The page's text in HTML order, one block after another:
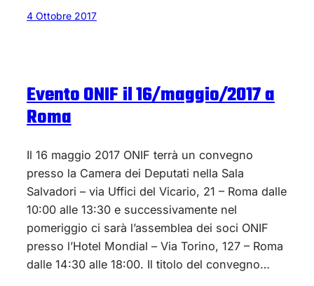
4 Ottobre 2017
Evento ONIF il 16/maggio/2017 a
Roma
Il 16 maggio 2017 ONIF terrà un convegno
presso la Camera dei Deputati nella Sala
Salvadori – via Uffici del Vicario, 21 – Roma dalle
10:00 alle 13:30 e successivamente nel
pomeriggio ci sarà l’assemblea dei soci ONIF
presso l’Hotel Mondial – Via Torino, 127 – Roma
dalle 14:30 alle 18:00. Il titolo del convegno…